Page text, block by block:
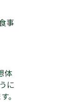
事
体
に
。